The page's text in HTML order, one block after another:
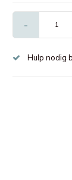
-
Hulp nodig